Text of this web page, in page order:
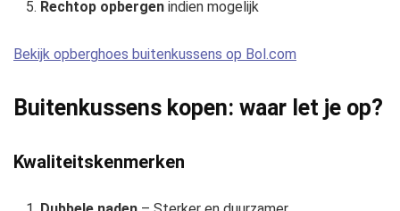
Rechtop opbergen indien mogelijk
Bekijk opberghoes buitenkussens op Bol.com
Buitenkussens kopen: waar let je op?
Kwaliteitskenmerken